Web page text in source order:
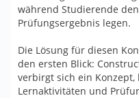
während Studierende
Prüfungsergebnis legen.
Die Lösung für diesen
den ersten Blick:
verbirgt sich ein
Lernaktivitäten und